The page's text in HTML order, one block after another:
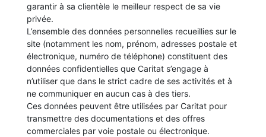
garantir à sa clientèle le meilleur respect de sa vie
privée.
L’ensemble des données personnelles recueillies sur le
site (notamment les nom, prénom, adresses postale et
électronique, numéro de téléphone) constituent des
données confidentielles que Caritat s’engage à
n’utiliser que dans le strict cadre de ses activités et à
ne communiquer en aucun cas à des tiers.
Ces données peuvent être utilisées par Caritat pour
transmettre des documentations et des offres
commerciales par voie postale ou électronique.